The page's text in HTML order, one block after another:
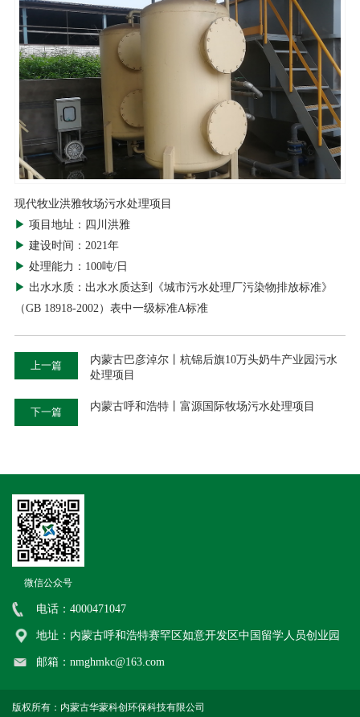
现代牧业洪雅牧场污水处理项目
▶ 项目地址：四川洪雅
▶ 建设时间：2021年
▶ 处理能力：100吨/日
▶ 出水水质：出水水质达到《城市污水处理厂污染物排放标准》
（GB 18918-2002）表中一级标准A标准
上一篇
内蒙古巴彦淖尔丨杭锦后旗10万头奶牛产业园污水
处理项目
下一篇 内蒙古呼和浩特丨富源国际牧场污水处理项目
微信公众号
电话：4000471047
地址：内蒙古呼和浩特赛罕区如意开发区中国留学人员创业园
邮箱：nmghmkc@163.com
版权所有：内蒙古华蒙科创环保科技有限公司